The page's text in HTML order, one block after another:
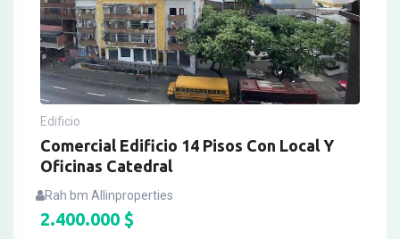
Edificio
Comercial Edificio 14 Pisos Con Local Y
Oficinas Catedral
Rah bm Allinproperties
2.400.000 $